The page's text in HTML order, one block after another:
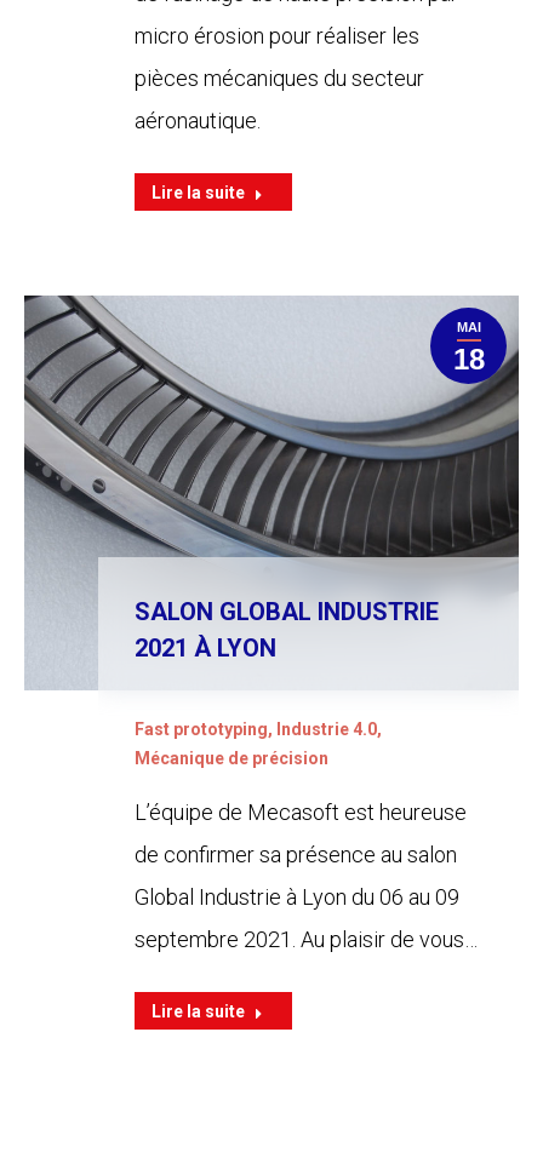
micro érosion pour réaliser les
pièces mécaniques du secteur
aéronautique.
Lire la suite
MAI
18
SALON GLOBAL INDUSTRIE
2021 À LYON
Fast prototyping, Industrie 4.0,
Mécanique de précision
L’équipe de Mecasoft est heureuse
de confirmer sa présence au salon
Global Industrie à Lyon du 06 au 09
septembre 2021. Au plaisir de vous…
Lire la suite